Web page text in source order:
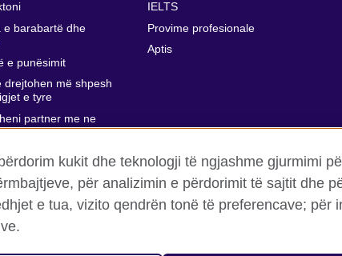
e barabartë dhe
e punësimit
drejtohen më shpesh
e tyre
partner me ne
IELTS
Provime profesionale
Aptis
kukit dhe teknologji të ngjashme gjurmimi
për analizimin e përdorimit të sajtit dhe
e tua, vizito qendrën tonë të preferencave;